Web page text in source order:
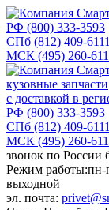
РФ (800) 333-3593
СПб (812) 409-6111
МСК (495) 260-
кузовные запчасти
с доставкой в
РФ (800) 333-3593
СПб (812) 409-6111
МСК (495) 260-
звонок по России
Режим работы:пн-
выходной
эл. почта: